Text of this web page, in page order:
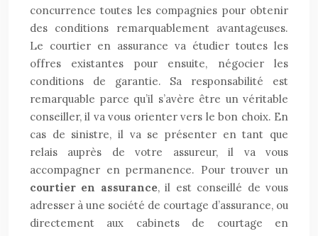
concurrence toutes les compagnies pour obtenir
des conditions remarquablement avantageuses.
Le courtier en assurance va étudier toutes les
offres existantes pour ensuite, négocier les
conditions de garantie. Sa responsabilité est
remarquable parce qu’il s’avère être un véritable
conseiller, il va vous orienter vers le bon choix. En
cas de sinistre, il va se présenter en tant que
relais auprès de votre assureur, il va vous
accompagner en permanence. Pour trouver un
courtier en assurance, il est conseillé de vous
adresser à une société de courtage d’assurance, ou
directement aux cabinets de courtage en